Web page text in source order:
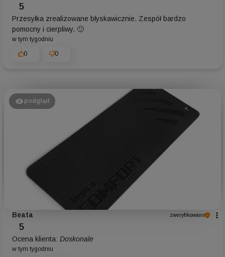
5
Przesyłka zrealizowane błyskawicznie. Zespół bardzo
pomocny i cierpliwy. 🙂
w tym tygodniu
0 0
podgląd
Beata zweryfikowano
5
Ocena klienta: Doskonale
w tym tygodniu